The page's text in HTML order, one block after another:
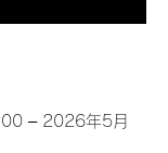
– 2026年5月